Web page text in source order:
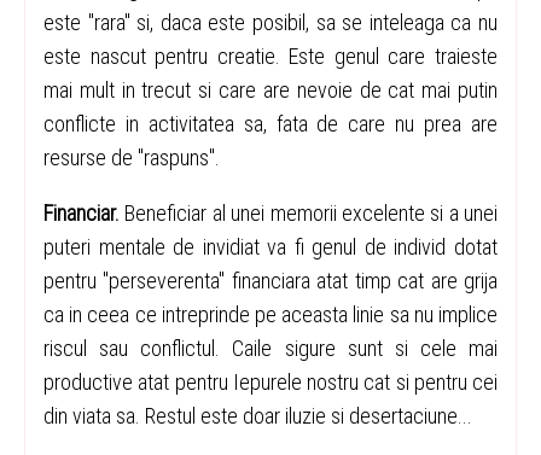
este "rara" si, daca este posibil, sa se inteleaga ca nu
este nascut pentru creatie. Este genul care traieste
mai mult in trecut si care are nevoie de cat mai putin
conflicte in activitatea sa, fata de care nu prea are
resurse de "raspuns".
Financiar. Beneficiar al unei memorii excelente si a unei
puteri mentale de invidiat va fi genul de individ dotat
pentru "perseverenta" financiara atat timp cat are grija
ca in ceea ce intreprinde pe aceasta linie sa nu implice
riscul sau conflictul. Caile sigure sunt si cele mai
productive atat pentru Iepurele nostru cat si pentru cei
din viata sa. Restul este doar iluzie si desertaciune...